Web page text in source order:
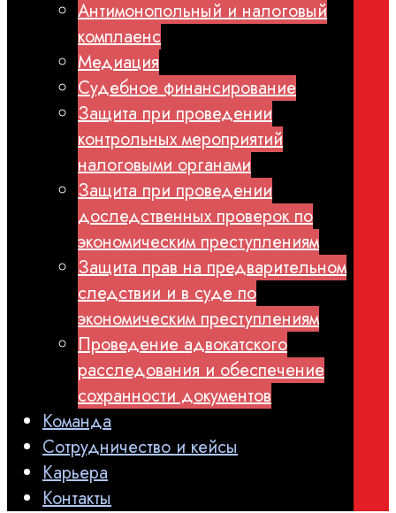
Антимонопольный и налоговый
комплаенс
Медиация
Судебное финансирование
Защита при проведении
контрольных мероприятий
налоговыми органами
Защита при проведении
доследственных проверок по
экономическим преступлениям
Защита прав на предварительном
следствии и в суде по
экономическим преступлениям
Проведение адвокатского
расследования и обеспечение
сохранности документов
Команда
Сотрудничество и кейсы
Карьера
Контакты